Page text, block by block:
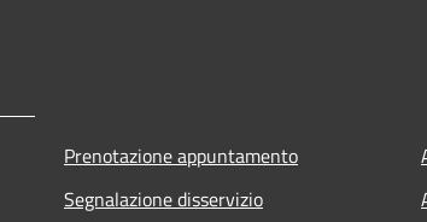
Prenotazione appuntamento
Segnalazione disservizio